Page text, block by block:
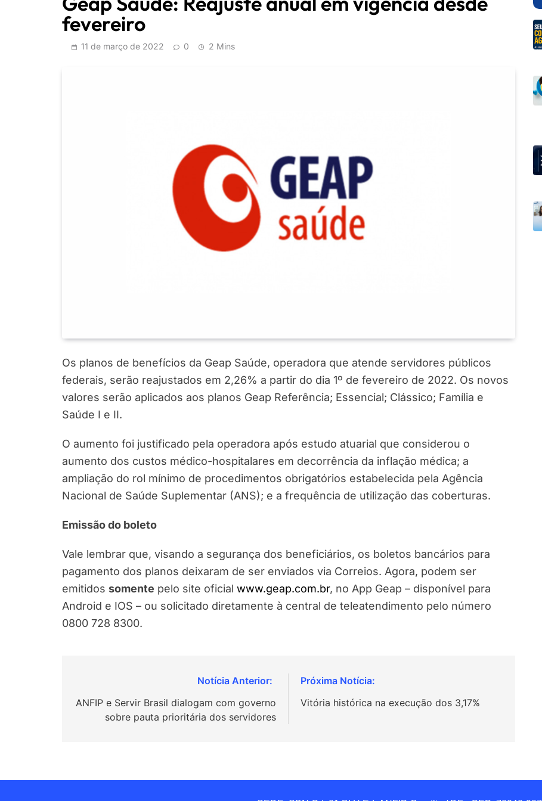
fevereiro
11 de março de 2022 0 2 Mins
Os planos de benefícios da Geap Saúde, operadora que atende servidores públicos
federais, serão reajustados em 2,26% a partir do dia 1º de fevereiro de 2022. Os novos
valores serão aplicados aos planos Geap Referência; Essencial; Clássico; Família e
Saúde I e II.
O aumento foi justificado pela operadora após estudo atuarial que considerou o
aumento dos custos médico-hospitalares em decorrência da inflação médica; a
ampliação do rol mínimo de procedimentos obrigatórios estabelecida pela Agência
Nacional de Saúde Suplementar (ANS); e a frequência de utilização das coberturas.
Emissão do boleto
Vale lembrar que, visando a segurança dos beneficiários, os boletos bancários para
pagamento dos planos deixaram de ser enviados via Correios. Agora, podem ser
emitidos somente pelo site oficial www.geap.com.br, no App Geap – disponível para
Android e IOS – ou solicitado diretamente à central de teleatendimento pelo número
0800 728 8300.
de
ANFIP e Servir Brasil dialogam com governo
sobre pauta prioritária dos servidores
Vitória histórica na execução dos 3,17%